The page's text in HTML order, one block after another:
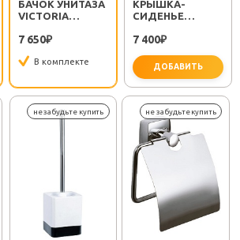
БАЧОК УНИТАЗА
VICTORIA
7 650₽
В комплекте
КРЫШКА-
СИДЕНЬЕ
801390004 НА
ПЕТЛЯХ
7 400₽
ДОБАВИТЬ